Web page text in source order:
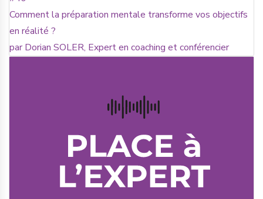
Comment la préparation mentale transforme vos objectifs
en réalité ?
par Dorian SOLER, Expert en coaching et conférencier